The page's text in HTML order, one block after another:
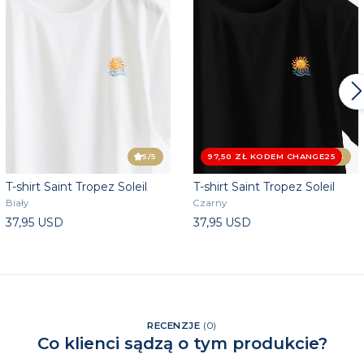
5/5
T-shirt Saint Tropez Soleil
Biały
37,95 USD
97,50 ZŁ KODEM CHANGE25
4.5 /5
T-shirt Saint Tropez Soleil
Czarny
37,95 USD
RECENZJE (0)
Co klienci sądzą o tym produkcie?